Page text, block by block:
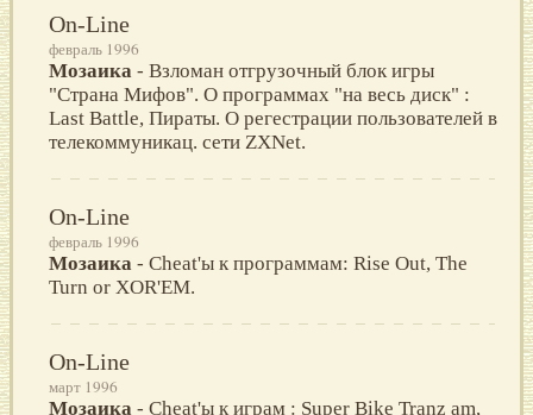
On-Line
февраль 1996
Мозаика - Взломан отгрузочный блок игры
"Страна Мифов". О программах "на весь диск" :
Last Battle, Пираты. O регестрации пользователей в
телекоммуникац. сети ZXNet.
On-Line
февраль 1996
Мозаика - Cheat'ы к программам: Rise Out, The
Turn or XOR'EM.
On-Line
март 1996
Мозаика - Cheat'ы к играм : Super Bike Tranz am,